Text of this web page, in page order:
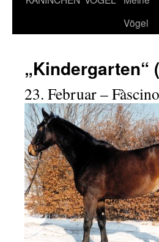
Vögel
„Kindergarten“
23. Februar –